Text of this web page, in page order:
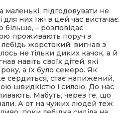
маленькі, підгодовувати не
для них їжі в цей час вистачає.
більше, – розповідає
проживають поруч з
жорстокий, вигнав з
не тільки диких качок, а й
навіть своїх дітей, які
а їх було семеро. Як
сердиться, стає напижений,
швидкістю і силою. До нас
Мабуть, через те, що
А от на чужих людей теж